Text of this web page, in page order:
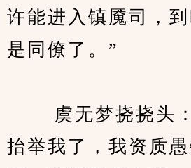
许能进入镇魇司，
是同僚了。”
虞无梦挠挠头：
抬举我了，我资质